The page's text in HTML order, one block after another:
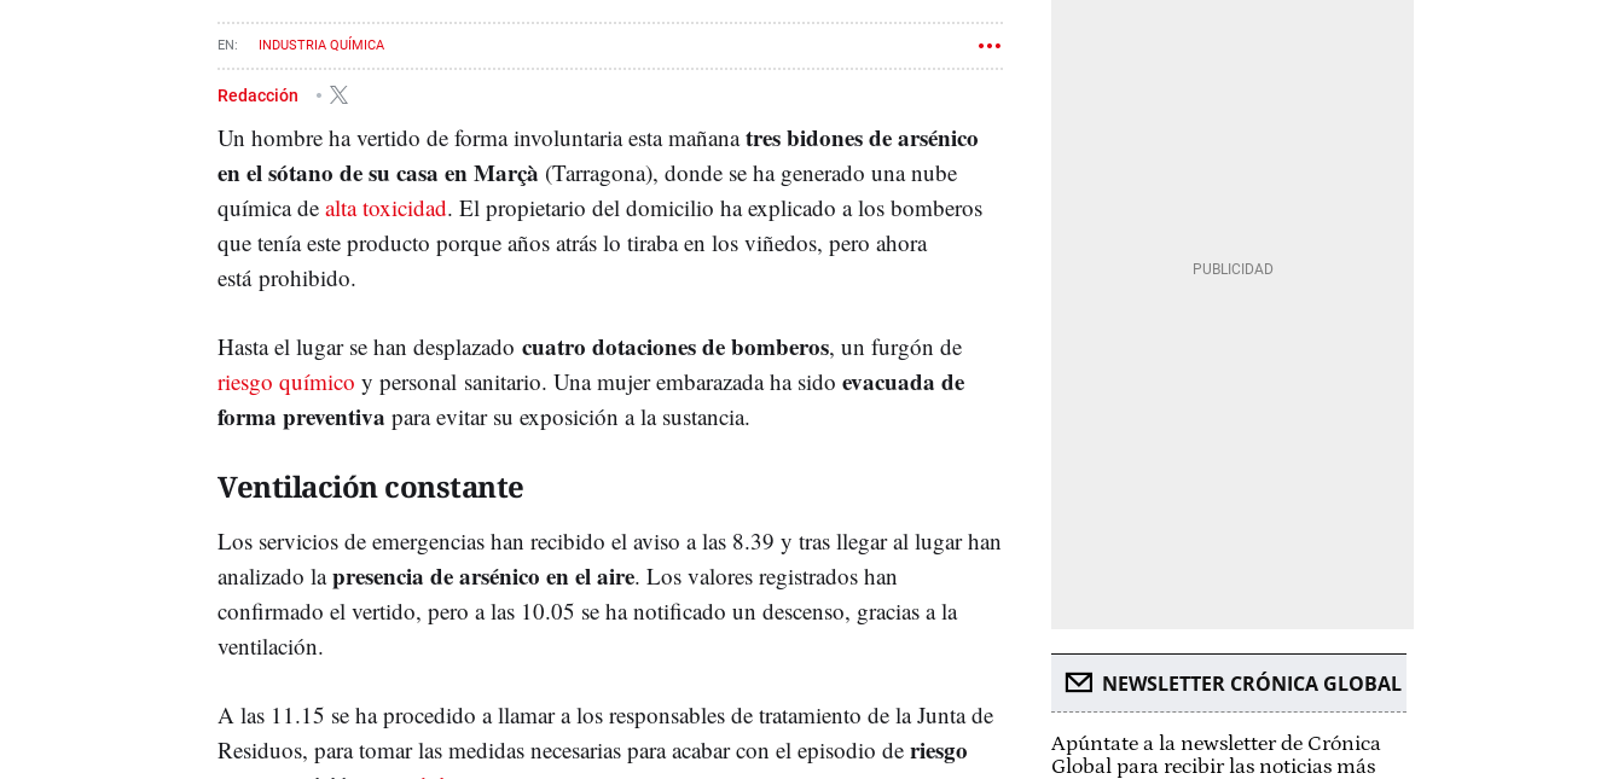
INDUSTRIA QUÍMICA
Redacción
Un hombre ha vertido de forma involuntaria esta mañanatres bidones de arsénico
en el sótano de su casa en Marçà (Tarragona), donde se ha generado una nube
química de alta toxicidad. El propietario del domicilio ha explicado a los bomberos
que tenía este producto porque años atrás lo tiraba en los viñedos, pero ahora
está prohibido.
Hasta el lugar se han desplazado cuatro dotaciones de bomberos, un furgón de
riesgo químico y personal sanitario. Una mujer embarazada ha sido evacuada de
forma preventiva para evitar su exposición a la sustancia.
Ventilación constante
Los servicios de emergencias han recibido el aviso a las 8.39 y tras llegar al lugar han
analizado lapresencia de arsénico en el aire. Los valores registrados han
confirmado el vertido, pero a las 10.05 se ha notificado un descenso, gracias a la
ventilación.
A las 11.15 se ha procedido a llamar a los responsables de tratamiento de la Junta de
Residuos, para tomar las medidas necesarias para acabar con el episodio de riesgo
NEWSLETTER CRÓNICA GLOBAL
Apúntate a la newsletter de Crónica
Global para recibir las noticias más